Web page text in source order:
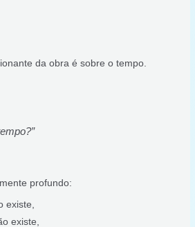
da obra é sobre o tempo.
profundo:
existe,
existe,